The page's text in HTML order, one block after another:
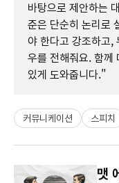
바탕으로 제안하는
준은 단순히 논리로
야 한다고 강조하고,
우를 전해줘요. 함께
있게 도와줍니다."
커뮤니케이션 스피치
맷